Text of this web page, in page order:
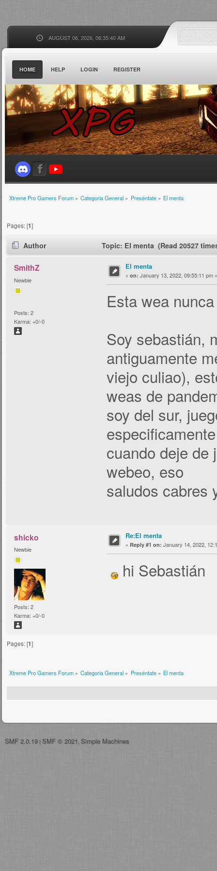
AUGUST 06, 2026, 06:35:40 AM
HOME HELP LOGIN REGISTER
Xtreme Pro Gamers Forum» Categoria General » Preséntate» El menta
Pages: [1]
Author Topic: El menta (Read 20527
SmithZ
Newbie
Posts: 2
Karma: +0/-0
El menta
« on: January 13, 2022, 09:55:11 pm »
Esta wea
Soy sebastián,
antiguamente
viejo culiao),
weas de
soy del sur,
cuando deje de
webeo, eso
saludos cabres
shicko
Newbie
Posts: 2
Karma: +0/-0
Re:El menta
« Reply #1 on: January 14, 2022,
hi Sebastián
Pages: [1]
Xtreme Pro Gamers Forum» Categoria General » Preséntate» El menta
SMF 2.0.19 | SMF © 2021 Simple Machines